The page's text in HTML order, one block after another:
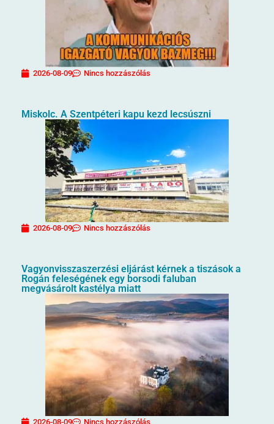
2026-08-09 Nincs hozzászólás
Miskolc. A Szentpéteri kapu kezd lecsúszni
2026-08-09 Nincs hozzászólás
Vagyonvisszaszerzési eljárást kérnek a tiszások a
Rogán feleségének egy borsodi faluban
megvásárolt kastélya miatt
2026-08-09 Nincs hozzászólás